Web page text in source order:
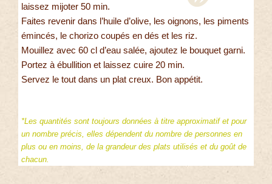
laissez mijoter 50 min.
Faites revenir dans l’huile d’olive, les oignons, les piments
émincés, le chorizo coupés en dés et les riz.
Mouillez avec 60 cl d’eau salée, ajoutez le bouquet garni.
Portez à ébullition et laissez cuire 20 min.
Servez le tout dans un plat creux. Bon appétit.
*Les quantités sont toujours données à titre approximatif et pour
un nombre précis, elles dépendent du nombre de personnes en
plus ou en moins, de la grandeur des plats utilisés et du goût de
chacun.